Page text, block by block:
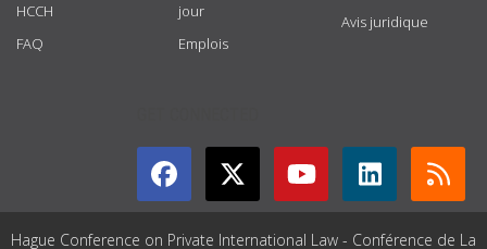
HCCH
FAQ
jour
Emplois
Avis juridique
Hague Conference on Private International Law - Conférence de La